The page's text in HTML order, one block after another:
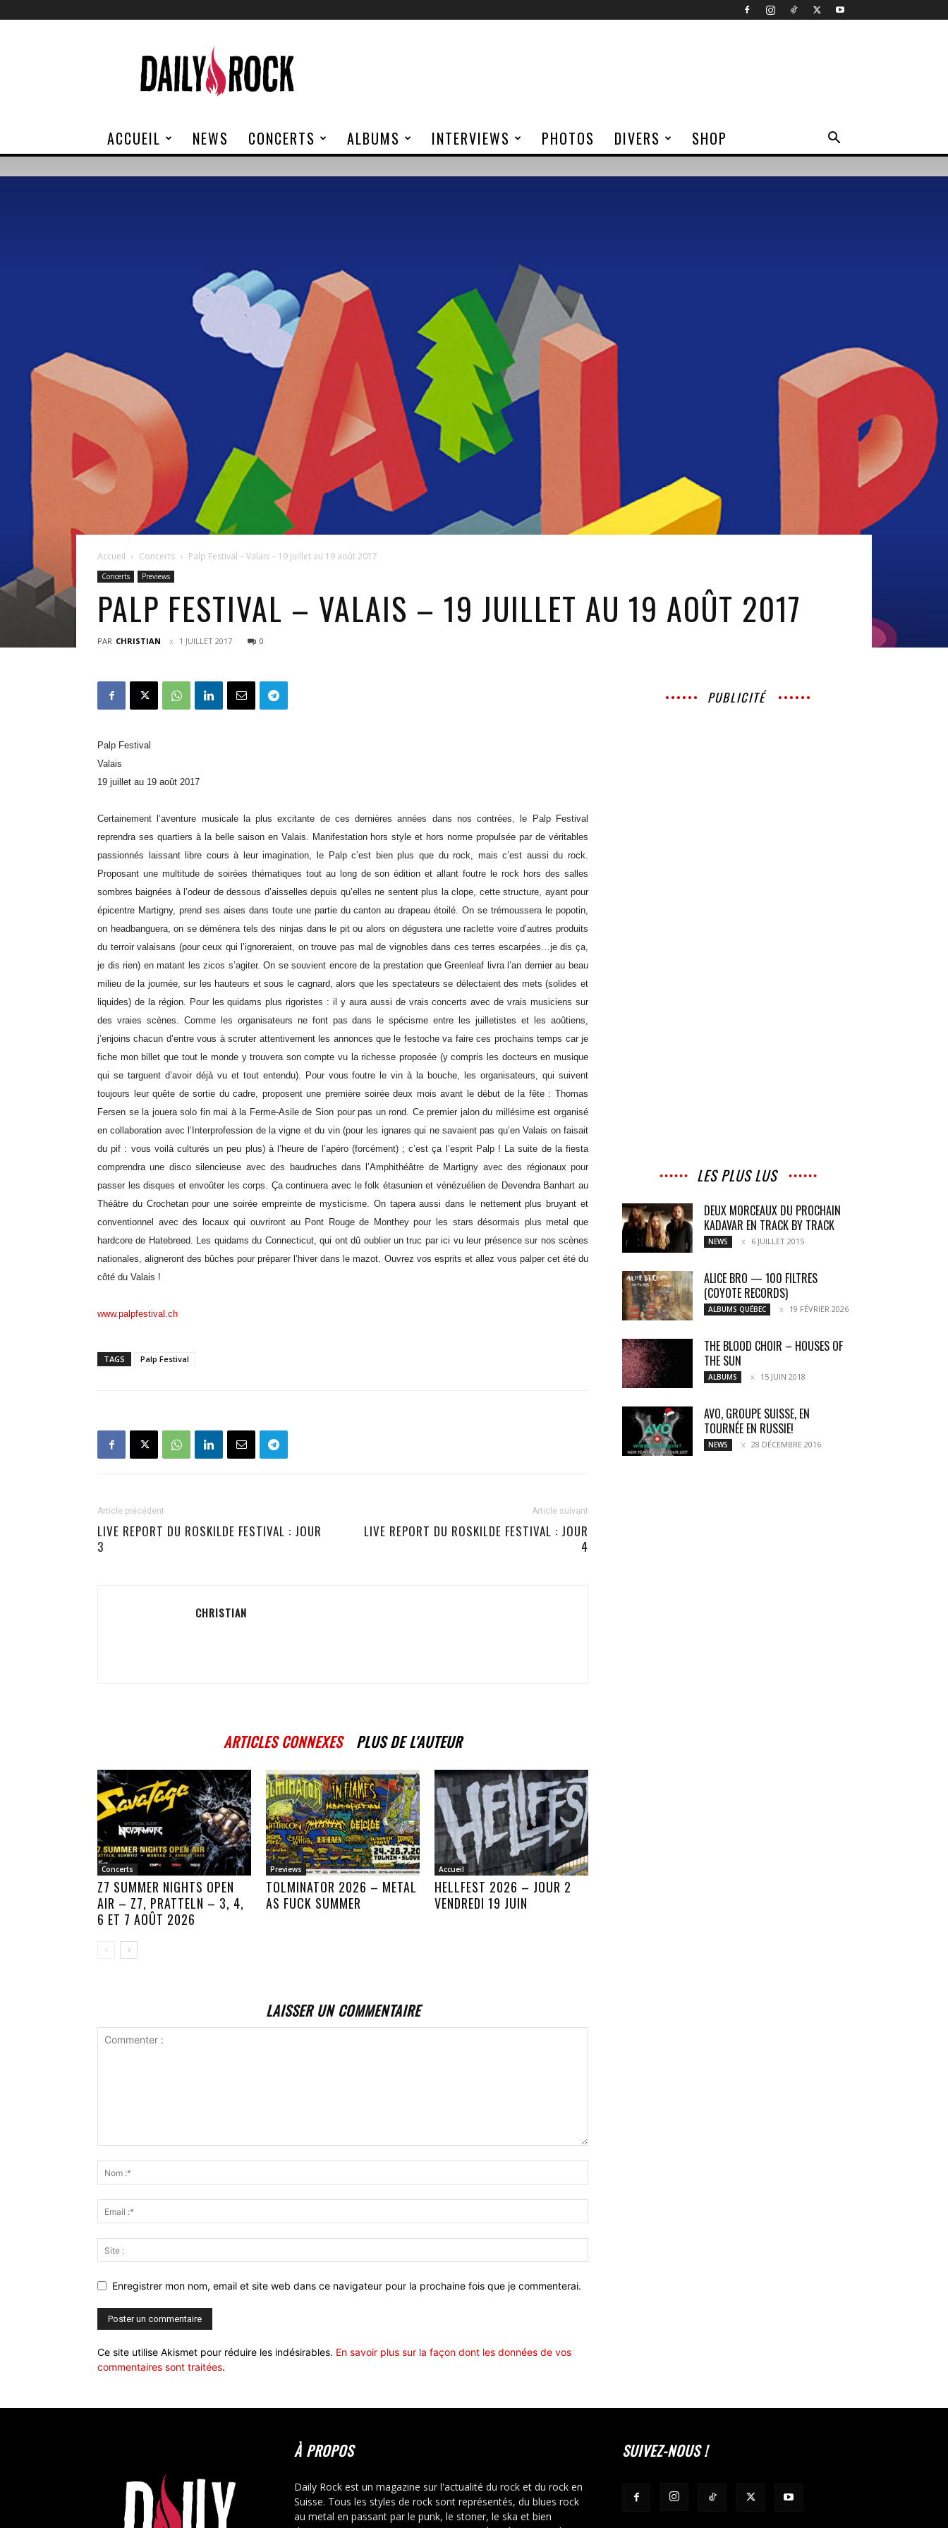
Rock
ACCUEIL NEWS CONCERTS ALBUMS INTERVIEWS PHOTOS DIVERS SHOP
Accueil Concerts Palp Festival – Valais – 19 juillet au 19 août 2017
Concerts Previews
PALP FESTIVAL – VALAIS – 19 JUILLET AU 19 AOÛT 2017
PAR CHRISTIAN 1 JUILLET 2017 0
Palp Festival
Valais
19 juillet au 19 août 2017
Certainement l’aventure musicale la plus excitante de ces dernières années dans nos contrées, le Palp Festival
reprendra ses quartiers à la belle saison en Valais. Manifestation hors style et hors norme propulsée par de véritables
passionnés laissant libre cours à leur imagination, le Palp c’est bien plus que du rock, mais c’est aussi du rock.
Proposant une multitude de soirées thématiques tout au long de son édition et allant foutre le rock hors des salles
sombres baignées à l’odeur de dessous d’aisselles depuis qu’elles ne sentent plus la clope, cette structure, ayant pour
épicentre Martigny, prend ses aises dans toute une partie du canton au drapeau étoilé. On se trémoussera le popotin,
on headbanguera, on se démènera tels des ninjas dans le pit ou alors on dégustera une raclette voire d’autres produits
du terroir valaisans (pour ceux qui l’ignoreraient, on trouve pas mal de vignobles dans ces terres escarpées…je dis ça,
je dis rien) en matant les zicos s’agiter. On se souvient encore de la prestation que Greenleaf livra l’an dernier au beau
milieu de la journée, sur les hauteurs et sous le cagnard, alors que les spectateurs se délectaient des mets (solides et
liquides) de la région. Pour les quidams plus rigoristes : il y aura aussi de vrais concerts avec de vrais musiciens sur
des vraies scènes. Comme les organisateurs ne font pas dans le spécisme entre les juilletistes et les aoûtiens,
j’enjoins chacun d’entre vous à scruter attentivement les annonces que le festoche va faire ces prochains temps car je
fiche mon billet que tout le monde y trouvera son compte vu la richesse proposée (y compris les docteurs en musique
qui se targuent d’avoir déjà vu et tout entendu). Pour vous foutre le vin à la bouche, les organisateurs, qui suivent
toujours leur quête de sortie du cadre, proposent une première soirée deux mois avant le début de la fête : Thomas
Fersen se la jouera solo fin mai à la Ferme-Asile de Sion pour pas un rond. Ce premier jalon du millésime est organisé
en collaboration avec l’Interprofession de la vigne et du vin (pour les ignares qui ne savaient pas qu’en Valais on faisait
du pif : vous voilà culturés un peu plus) à l’heure de l’apéro (forcément) ; c’est ça l’esprit Palp ! La suite de la fiesta
comprendra une disco silencieuse avec des baudruches dans l’Amphithéâtre de Martigny avec des régionaux pour
passer les disques et envoûter les corps. Ça continuera avec le folk étasunien et vénézuélien de Devendra Banhart au
Théâtre du Crochetan pour une soirée empreinte de mysticisme. On tapera aussi dans le nettement plus bruyant et
conventionnel avec des locaux qui ouvriront au Pont Rouge de Monthey pour les stars désormais plus metal que
hardcore de Hatebreed. Les quidams du Connecticut, qui ont dû oublier un truc par ici vu leur présence sur nos scènes
nationales, aligneront des bûches pour préparer l’hiver dans le mazot. Ouvrez vos esprits et allez vous palper cet été du
côté du Valais !
www.palpfestival.ch
TAGS Palp Festival
Article précédent
LIVE REPORT DU ROSKILDE FESTIVAL : JOUR
3
Article suivant
LIVE REPORT DU ROSKILDE FESTIVAL : JOUR
4
CHRISTIAN
ARTICLES CONNEXES PLUS DE L'AUTEUR
Concerts
Z7 SUMMER NIGHTS OPEN
AIR – Z7, PRATTELN – 3, 4,
6 ET 7 AOÛT 2026
Previews
TOLMINATOR 2026 – METAL
AS FUCK SUMMER
Accueil
HELLFEST 2026 – JOUR 2
VENDREDI 19 JUIN
LAISSER UN COMMENTAIRE
Enregistrer mon nom, email et site web dans ce navigateur pour la prochaine fois que je commenterai.
Ce site utilise Akismet pour réduire les indésirables. En savoir plus sur la façon dont les données de vos
commentaires sont traitées.
PUBLICITÉ
LES PLUS LUS
DEUX MORCEAUX DU PROCHAIN
KADAVAR EN TRACK BY TRACK
NEWS 6 JUILLET 2015
ALICE BRO — 100 FILTRES
(COYOTE RECORDS)
ALBUMS QUÉBEC 19 FÉVRIER 2026
THE BLOOD CHOIR – HOUSES OF
THE SUN
ALBUMS 15 JUIN 2018
AVO, GROUPE SUISSE, EN
TOURNÉE EN RUSSIE!
NEWS 28 DÉCEMBRE 2016
À PROPOS
Daily Rock est un magazine sur l'actualité du rock et du rock en
Suisse. Tous les styles de rock sont représentés, du blues rock
au metal en passant par le punk, le stoner, le ska et bien
SUIVEZ-NOUS !